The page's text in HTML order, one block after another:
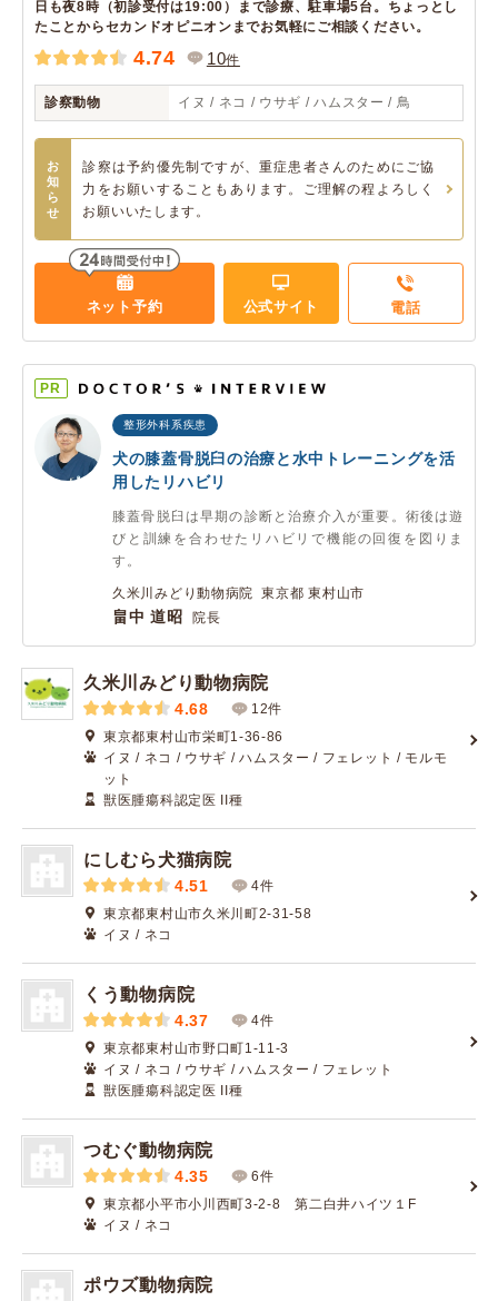
日も夜8時（初診受付は19:00）まで診療、駐車場5台。ちょっとし
たことからセカンドオピニオンまでお気軽にご相談ください。
4.74 10件
診察動物 イヌ / ネコ / ウサギ / ハムスター / 鳥
お
知
ら
せ
診察は予約優先制ですが、重症患者さんのためにご協
力をお願いすることもあります。ご理解の程よろしく
お願いいたします。
ネット予約 公式サイト 電話
PR
整形外科系疾患
犬の膝蓋骨脱臼の治療と水中トレーニングを活
用したリハビリ
膝蓋骨脱臼は早期の診断と治療介入が重要。術後は遊
びと訓練を合わせたリハビリで機能の回復を図りま
す。
久米川みどり動物病院 東京都 東村山市
畠中 道昭 院長
久米川みどり動物病院
4.68
12件
東京都東村山市栄町1-36-86
イヌ / ネコ / ウサギ / ハムスター / フェレット / モルモ
ット
獣医腫瘍科認定医 II種
にしむら犬猫病院
4.51
4件
東京都東村山市久米川町2-31-58
イヌ / ネコ
くう動物病院
4.37
4件
東京都東村山市野口町1-11-3
イヌ / ネコ / ウサギ / ハムスター / フェレット
獣医腫瘍科認定医 II種
つむぐ動物病院
4.35
6件
東京都小平市小川西町3-2-8 第二白井ハイツ１F
イヌ / ネコ
ポウズ動物病院